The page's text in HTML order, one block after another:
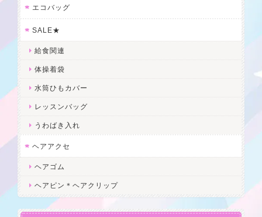
エコバッグ
SALE★
給食関連
体操着袋
水筒ひもカバー
レッスンバッグ
うわばき入れ
ヘアアクセ
ヘアゴム
ヘアピン＊ヘアクリップ